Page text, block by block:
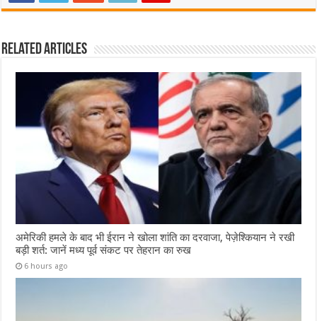
Related Articles
अमेरिकी हमले के बाद भी ईरान ने खोला शांति का दरवाजा, पेज़ेश्कियान ने रखी
बड़ी शर्त: जानें मध्य पूर्व संकट पर तेहरान का रुख
6 hours ago